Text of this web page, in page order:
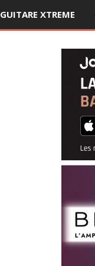
GUITARE XTREME